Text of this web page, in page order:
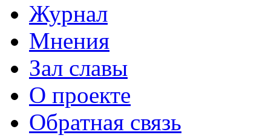
Журнал
Мнения
Зал славы
О проекте
Обратная связь